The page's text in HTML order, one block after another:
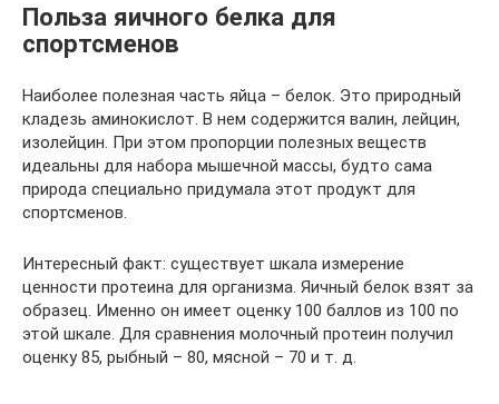
Польза яичного белка для
спортсменов
Наиболее полезная часть яйца – белок. Это природный
кладезь аминокислот. В нем содержится валин, лейцин,
изолейцин. При этом пропорции полезных веществ
идеальны для набора мышечной массы, будто сама
природа специально придумала этот продукт для
спортсменов.
Интересный факт: существует шкала измерение
ценности протеина для организма. Яичный белок взят за
образец. Именно он имеет оценку 100 баллов из 100 по
этой шкале. Для сравнения молочный протеин получил
оценку 85, рыбный – 80, мясной – 70 и т. д.